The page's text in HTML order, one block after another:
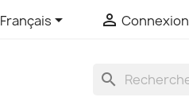
Français  Connexion
search